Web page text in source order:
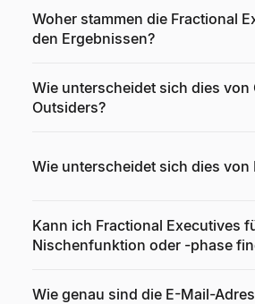
Woher stammen die Fractional
den Ergebnissen?
Wie unterscheidet sich dies von
Outsiders?
Wie unterscheidet sich dies von
Kann ich Fractional Executives
Nischenfunktion oder -phase
Wie genau sind die E-Mail-